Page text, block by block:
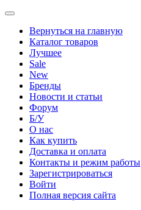
Вернуться на главную
Каталог товаров
Лучшее
Sale
New
Бренды
Новости и статьи
Форум
Б/У
О нас
Как купить
Доставка и оплата
Контакты и режим работы
Зарегистрироваться
Войти
Полная версия сайта